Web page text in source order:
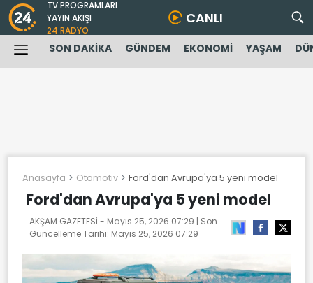
TV PROGRAMLARI
YAYIN AKIŞI
24 RADYO
CANLI
SON DAKİKA GÜNDEM EKONOMİ YAŞAM
Anasayfa Otomotiv Ford'dan Avrupa'ya 5 yeni model
Ford'dan Avrupa'ya 5 yeni model
AKŞAM GAZETESİ - Mayıs 25, 2026 07:29 | Son
Güncelleme Tarihi: Mayıs 25, 2026 07:29